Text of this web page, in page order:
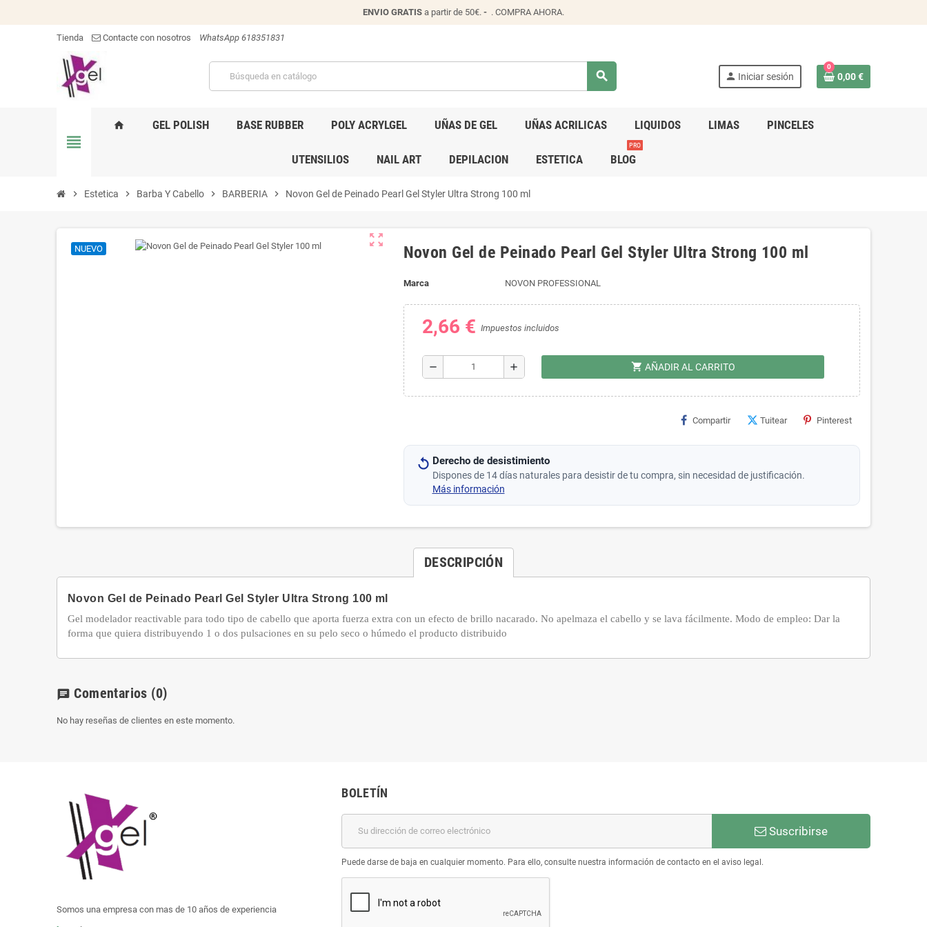
ENVIO GRATIS a partir de 50€. - . COMPRA AHORA.
Tienda Contacte con nosotros WhatsApp 618351831
search person Iniciar sesión
0
0,00 €
view_headline
home GEL POLISH BASE RUBBER POLY ACRYLGEL UÑAS DE GEL UÑAS ACRILICAS LIQUIDOS LIMAS PINCELES
UTENSILIOS NAIL ART DEPILACION ESTETICA BLOG
PRO
chevron_right Estetica chevron_right Barba Y Cabello chevron_right BARBERIA chevron_right Novon Gel de Peinado Pearl Gel Styler Ultra Strong 100 ml
zoom_out_map
NUEVO Novon Gel de Peinado Pearl Gel Styler Ultra Strong 100 ml
Marca NOVON PROFESSIONAL
2,66 € Impuestos incluidos
remove add shopping_cart AÑADIR AL CARRITO
Compartir Tuitear Pinterest
Derecho de desistimiento
Dispones de 14 días naturales para desistir de tu compra, sin necesidad de justificación.
Más información
DESCRIPCIÓN
Novon Gel de Peinado Pearl Gel Styler Ultra Strong 100 ml
Gel modelador reactivable para todo tipo de cabello que aporta fuerza extra con un efecto de brillo nacarado. No apelmaza el cabello y se lava fácilmente. Modo de empleo: Dar la
forma que quiera distribuyendo 1 o dos pulsaciones en su pelo seco o húmedo el producto distribuido
chat Comentarios (0)
No hay reseñas de clientes en este momento.
Somos una empresa con mas de 10 años de experiencia
BOLETÍN
Suscribirse
Puede darse de baja en cualquier momento. Para ello, consulte nuestra información de contacto en el aviso legal.